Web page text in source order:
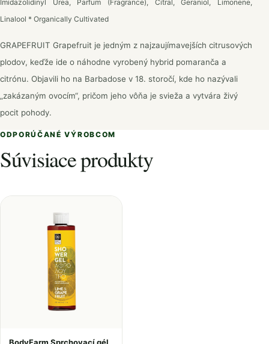
Imidazolidinyl Urea, Parfum (Fragrance), Citral, Geraniol, Limonene,
Linalool * Organically Cultivated
GRAPEFRUIT Grapefruit je jedným z najzaujímavejších citrusových
plodov, keďže ide o náhodne vyrobený hybrid pomaranča a
citrónu. Objavili ho na Barbadose v 18. storočí, kde ho nazývali
„zakázaným ovocím“, pričom jeho vôňa je svieža a vytvára živý
pocit pohody.
ODPORÚČANÉ VÝROBCOM
Súvisiace produkty